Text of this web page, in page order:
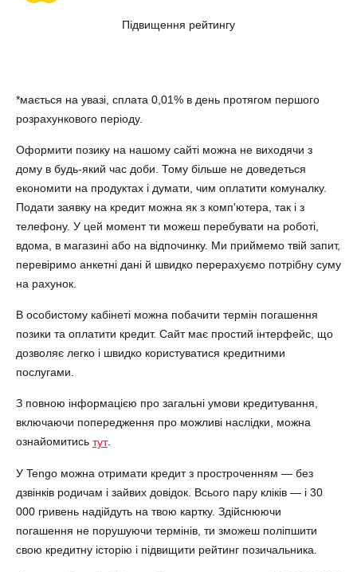
Підвищення рейтингу
*мається на увазі, сплата 0,01% в день протягом першого
розрахункового періоду.
Оформити позику на нашому сайті можна не виходячи з
дому в будь-який час доби. Тому більше не доведеться
економити на продуктах і думати, чим оплатити комуналку.
Подати заявку на кредит можна як з комп'ютера, так і з
телефону. У цей момент ти можеш перебувати на роботі,
вдома, в магазині або на відпочинку. Ми приймемо твій запит,
перевіримо анкетні дані й швидко перерахуємо потрібну суму
на рахунок.
В особистому кабінеті можна побачити термін погашення
позики та оплатити кредит. Сайт має простий інтерфейс, що
дозволяє легко і швидко користуватися кредитними
послугами.
З повною інформацією про загальні умови кредитування,
включаючи попередження про можливі наслідки, можна
ознайомитись тут.
У Tengo можна отримати кредит з простроченням — без
дзвінків родичам і зайвих довідок. Всього пару кліків — і 30
000 гривень надійдуть на твою картку. Здійснюючи
погашення не порушуючи термінів, ти зможеш поліпшити
свою кредитну історію і підвищити рейтинг позичальника.